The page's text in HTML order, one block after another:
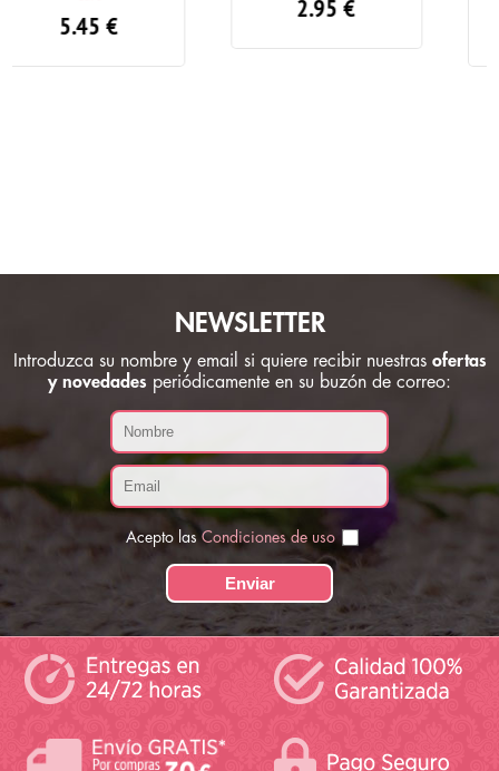
NEWSLETTER
Introduzca su nombre y email si quiere recibir nuestras ofertas
y novedades periódicamente en su buzón de correo:
Acepto las Condiciones de uso